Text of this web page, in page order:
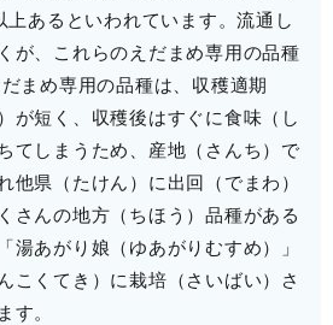
上あるといわれています。流通し
が、これらのえだまめ専用の品種
まめ専用の品種は、収穫適期
が短く、収穫後はすぐに食味（し
てしまうため、産地（さんち）で
他県（たけん）に出回（でまわ）
さんの地方（ちほう）品種がある
湯あがり娘（ゆあがりむすめ）」
こくてき）に栽培（さいばい）さ
す。